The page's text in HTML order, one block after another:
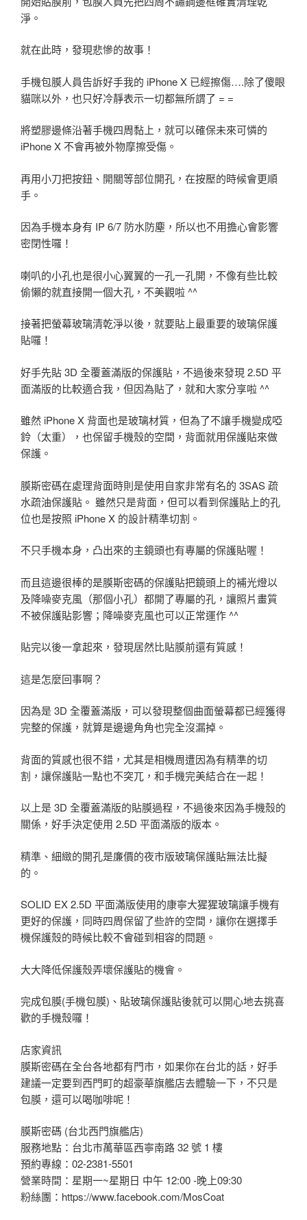
淨。
就在此時，發現悲慘的故事！
手機包膜人員告訴好手我的 iPhone X 已經擦傷….除了傻眼
貓咪以外，也只好冷靜表示一切都無所謂了 = =
將塑膠邊條沿著手機四周黏上，就可以確保未來可憐的
iPhone X 不會再被外物摩擦受傷。
再用小刀把按鈕、開關等部位開孔，在按壓的時候會更順
手。
因為手機本身有 IP 6/7 防水防塵，所以也不用擔心會影響
密閉性囉！
喇叭的小孔也是很小心翼翼的一孔一孔開，不像有些比較
偷懶的就直接開一個大孔，不美觀啦 ^^
接著把螢幕玻璃清乾淨以後，就要貼上最重要的玻璃保護
貼囉！
好手先貼 3D 全覆蓋滿版的保護貼，不過後來發現 2.5D 平
面滿版的比較適合我，但因為貼了，就和大家分享啦 ^^
雖然 iPhone X 背面也是玻璃材質，但為了不讓手機變成啞
鈴（太重），也保留手機殼的空間，背面就用保護貼來做
保護。
膜斯密碼在處理背面時則是使用自家非常有名的 3SAS 疏
水疏油保護貼。 雖然只是背面，但可以看到保護貼上的孔
位也是按照 iPhone X 的設計精準切割。
不只手機本身，凸出來的主鏡頭也有專屬的保護貼喔！
而且這邊很棒的是膜斯密碼的保護貼把鏡頭上的補光燈以
及降噪麥克風（那個小孔）都開了專屬的孔，讓照片畫質
不被保護貼影響；降噪麥克風也可以正常運作 ^^
貼完以後一拿起來，發現居然比貼膜前還有質感！
這是怎麼回事啊？
因為是 3D 全覆蓋滿版，可以發現整個曲面螢幕都已經獲得
完整的保護，就算是邊邊角角也完全沒漏掉。
背面的質感也很不錯，尤其是相機周遭因為有精準的切
割，讓保護貼一點也不突兀，和手機完美結合在一起！
以上是 3D 全覆蓋滿版的貼膜過程，不過後來因為手機殼的
關係，好手決定使用 2.5D 平面滿版的版本。
精準、細緻的開孔是廉價的夜市版玻璃保護貼無法比擬
的。
SOLID EX 2.5D 平面滿版使用的康寧大猩猩玻璃讓手機有
更好的保護，同時四周保留了些許的空間，讓你在選擇手
機保護殼的時候比較不會碰到相容的問題。
大大降低保護殼弄壞保護貼的機會。
完成包膜(手機包膜)、貼玻璃保護貼後就可以開心地去挑喜
歡的手機殼囉！
店家資訊
膜斯密碼在全台各地都有門市，如果你在台北的話，好手
建議一定要到西門町的超豪華旗艦店去體驗一下，不只是
包膜，還可以喝咖啡呢！
膜斯密碼 (台北西門旗艦店)
服務地點：台北市萬華區西寧南路 32 號 1 樓
預約專線：02-2381-5501
營業時間：星期一~星期日 中午 12:00 -晚上09:30
粉絲團：https://www.facebook.com/MosCoat